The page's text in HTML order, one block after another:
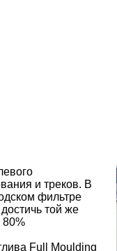
и треков. В
фильтре
той же
80%
Full Moulding